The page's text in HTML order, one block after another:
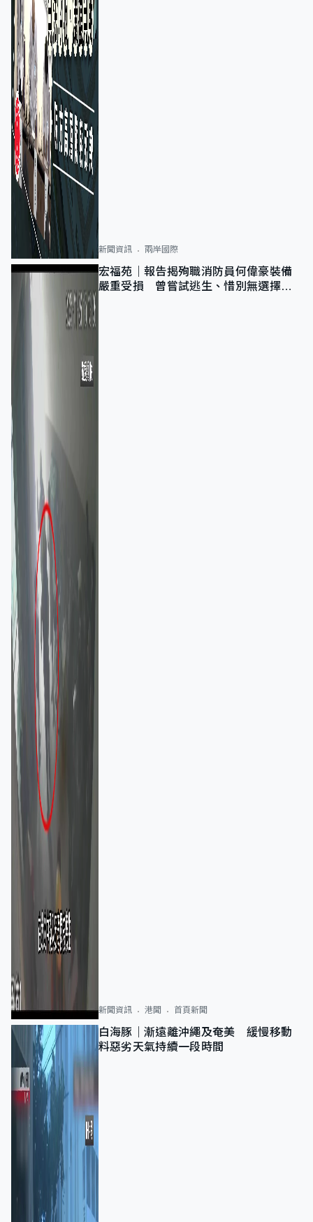
新聞資訊 兩岸國際
宏福苑｜報告揭殉職消防員何偉豪裝備
嚴重受損 曾嘗試逃生、惜別無選擇下
新聞資訊 港聞 首頁新聞
白海豚｜漸遠離沖繩及奄美 緩慢移動
料惡劣天氣持續一段時間